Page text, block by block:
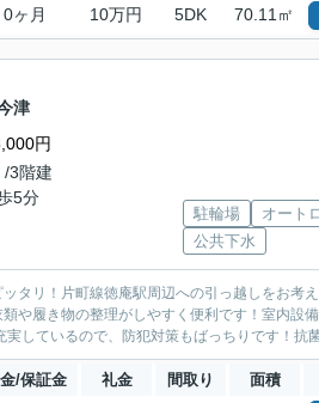
0ヶ月 10万円 5DK 70.11㎡
津
円
3階建
5分
駐輪場 オート
公共下水
タリ！片町線徳庵駅周辺への引っ越しをお考
や履き物の整理がしやすく便利です！室内設
しているので、防犯対策もばっちりです！抗
/保証金 礼金 間取り 面積